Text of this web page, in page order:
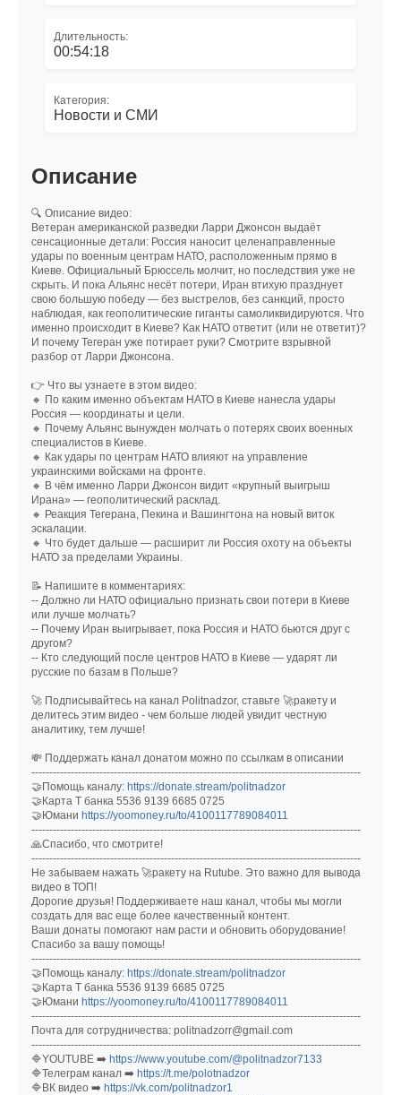
Длительность:
00:54:18
Категория:
Новости и СМИ
Описание
🔍 Описание видео:
Ветеран американской разведки Ларри Джонсон выдаёт
сенсационные детали: Россия наносит целенаправленные
удары по военным центрам НАТО, расположенным прямо в
Киеве. Официальный Брюссель молчит, но последствия уже не
скрыть. И пока Альянс несёт потери, Иран втихую празднует
свою большую победу — без выстрелов, без санкций, просто
наблюдая, как геополитические гиганты самоликвидируются. Что
именно происходит в Киеве? Как НАТО ответит (или не ответит)?
И почему Тегеран уже потирает руки? Смотрите взрывной
разбор от Ларри Джонсона.
👉 Что вы узнаете в этом видео:
🔸 По каким именно объектам НАТО в Киеве нанесла удары
Россия — координаты и цели.
🔸 Почему Альянс вынужден молчать о потерях своих военных
специалистов в Киеве.
🔸 Как удары по центрам НАТО влияют на управление
украинскими войсками на фронте.
🔸 В чём именно Ларри Джонсон видит «крупный выигрыш
Ирана» — геополитический расклад.
🔸 Реакция Тегерана, Пекина и Вашингтона на новый виток
эскалации.
🔸 Что будет дальше — расширит ли Россия охоту на объекты
НАТО за пределами Украины.
📝 Напишите в комментариях:
-- Должно ли НАТО официально признать свои потери в Киеве
или лучше молчать?
-- Почему Иран выигрывает, пока Россия и НАТО бьются друг с
другом?
-- Кто следующий после центров НАТО в Киеве — ударят ли
русские по базам в Польше?
🚀 Подписывайтесь на канал Politnadzor, ставьте 🚀ракету и
делитесь этим видео - чем больше людей увидит честную
аналитику, тем лучше!
💸 Поддержать канал донатом можно по ссылкам в описании
--------------------------------------------------------------------------------------------
🤝Помощь каналу: https://donate.stream/politnadzor
🤝Карта Т банка 5536 9139 6685 0725
🤝Юмани https://yoomoney.ru/to/4100117789084011
--------------------------------------------------------------------------------------------
🙏Спасибо, что смотрите!
--------------------------------------------------------------------------------------------
Не забываем нажать 🚀ракету на Rutube. Это важно для вывода
видео в ТОП!
Дорогие друзья! Поддерживаете наш канал, чтобы мы могли
создать для вас еще более качественный контент.
Ваши донаты помогают нам расти и обновить оборудование!
Спасибо за вашу помощь!
--------------------------------------------------------------------------------------------
🤝Помощь каналу: https://donate.stream/politnadzor
🤝Карта Т банка 5536 9139 6685 0725
🤝Юмани https://yoomoney.ru/to/4100117789084011
--------------------------------------------------------------------------------------------
Почта для сотрудничества: politnadzorr@gmail.com
--------------------------------------------------------------------------------------------
🔷YOUTUBE ➡️ https://www.youtube.com/@politnadzor7133
🔷Телеграм канал ➡️ https://t.me/polotnadzor
🔷ВК видео ➡️ https://vk.com/politnadzor1